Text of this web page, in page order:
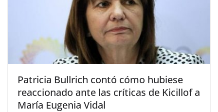
Patricia Bullrich contó cómo hubiese
reaccionado ante las críticas de Kicillof a
María Eugenia Vidal